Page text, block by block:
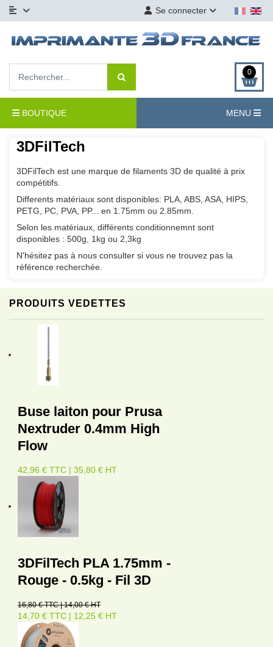
Se connecter
0
BOUTIQUE MENU
PRODUITS VEDETTES
Buse laiton pour Prusa
Nextruder 0.4mm High
Flow
42,96 € TTC | 35,80 € HT
3DFilTech PLA 1.75mm -
Rouge - 0.5kg - Fil 3D
16,80 € TTC | 14,00 € HT
14,70 € TTC | 12,25 € HT
3DFilTech
3DFilTech est une marque de filaments 3D de qualité à prix
compétitifs.
Differents matériaux sont disponibles: PLA, ABS, ASA, HIPS,
PETG, PC, PVA, PP... en 1.75mm ou 2.85mm.
Selon les matériaux, différents conditionnemnt sont
disponibles : 500g, 1kg ou 2,3kg
N'hésitez pas à nous consulter si vous ne trouvez pas la
référence recherchée.